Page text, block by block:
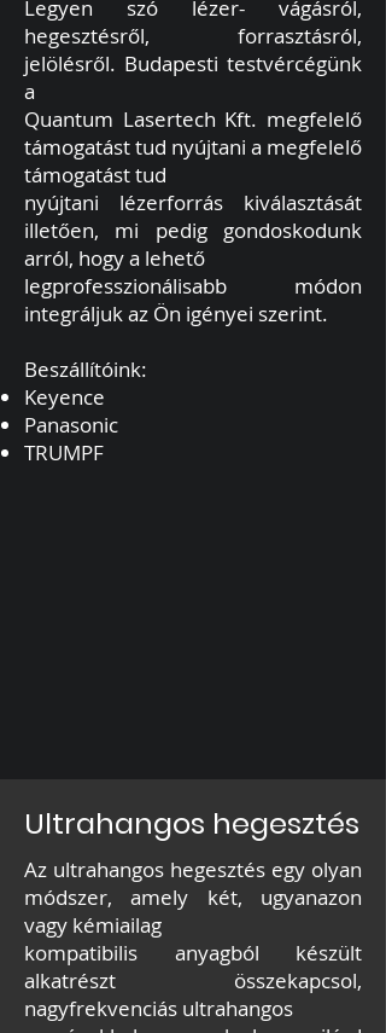
Legyen szó lézer- vágásról,
hegesztésről, forrasztásról,
jelölésről. Budapesti testvércégünk
a
Quantum Lasertech Kft. megfelelő
támogatást tud nyújtani a megfelelő
támogatást tud
nyújtani lézerforrás kiválasztását
illetően, mi pedig gondoskodunk
arról, hogy a lehető
legprofesszionálisabb módon
integráljuk az Ön igényei szerint.
Beszállítóink:
Keyence
Panasonic
TRUMPF
Ultrahangos hegesztés
Az ultrahangos hegesztés egy olyan
módszer, amely két, ugyanazon
vagy kémiailag
kompatibilis anyagból készült
alkatrészt összekapcsol,
nagyfrekvenciás ultrahangos